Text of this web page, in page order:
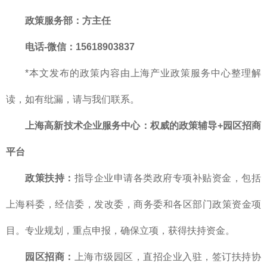
政策服务部 ：方主任
电话-微信：15618903837
*本文发布的政策内容由上海产业政策服务中心整理解
读，如有纰漏，请与我们联系。
上海高新技术企业服务中心：权威的政策辅导+园区招商
平台
政策扶持： 指导企业申请各类政府专项补贴资金，包括
上海科委，经信委，发改委，商务委和各区部门政策资金项
目。专业规划，重点申报，确保立项，获得扶持资金。
园区招商： 上海市级园区，直招企业入驻，签订扶持协